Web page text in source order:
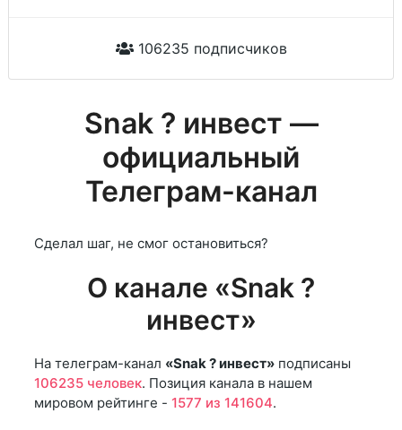
106235 подписчиков
Snak ? инвест —
официальный
Телеграм-канал
Сделал шаг, не смог остановиться?
О канале «Snak ?
инвест»
На телеграм-канал «Snak ? инвест» подписаны
106235 человек. Позиция канала в нашем
мировом рейтинге - 1577 из 141604.